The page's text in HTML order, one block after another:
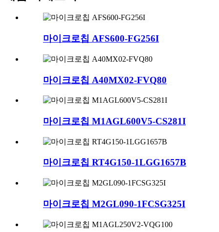
마이크로칩 AFS600-FG256I
마이크로칩 A40MX02-FVQ80
마이크로칩 M1AGL600V5-CS281I
마이크로칩 RT4G150-1LGG1657B
마이크로칩 M2GL090-1FCSG325I